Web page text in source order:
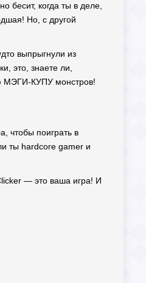
бесит, когда ты в деле,
Но, с другой
выпрыгнули из
это, знаете ли,
МЭГИ-КУПУ монстров!
чтобы поиграть в
ты hardcore gamer и
— это ваша игра! И